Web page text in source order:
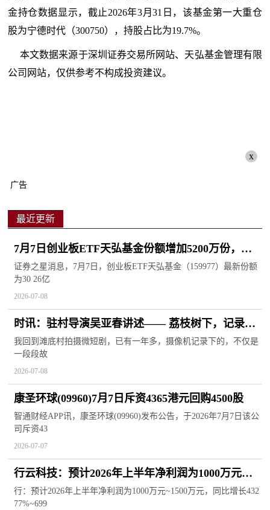
金持仓数据显示，截止2026年3月31日，该基金第一大重仓
股为宁德时代（300750），持股占比为19.7%。
本文数据来源于深圳证券交易所网站、天弘基金管理有限
公司网站，仅供参考不构成投资建议。
x
广告
最近更新
7月7日创业板ETF天弘基金份额增加5200万份，重
仓股宁德时代、中际旭创、新易盛|报资讯
证券之星消息，7月7日，创业板ETF天弘基金（159977）最新份额
为30 26亿
2026-07-08
时讯：驻村导演吴亚春讲述—— 荔枝树下，记录乡
村蜕变（乡音）
我回到滩底村拍摄微短剧，已有一年多，摄像机记录下的，不仅是
一段段故
2026-07-08
康圣环球(09960)7月7日斥资4365港元回购4500股
智通财经APP讯，康圣环球(09960)发布公告，于2026年7月7日该公
司斥资43
2026-07-07
行云科技：预计2026年上半年净利润为1000万元
~1500万元，同比增长432.77%~699.15%
行：预计2026年上半年净利润为1000万元~1500万元，同比增长432
77%~699